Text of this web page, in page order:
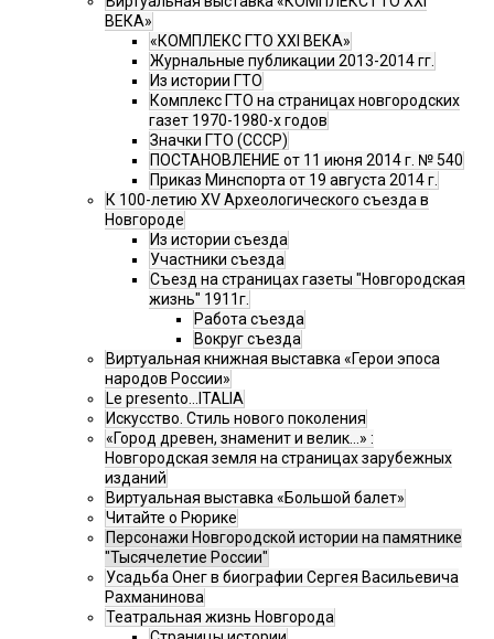
ВЕКА»
«КОМПЛЕКС ГТО XXI ВЕКА»
Журнальные публикации 2013-2014 гг.
Из истории ГТО
Комплекс ГТО на страницах новгородских
газет 1970-1980-х годов
Значки ГТО (СССР)
ПОСТАНОВЛЕНИЕ от 11 июня 2014 г. № 540
Приказ Минспорта от 19 августа 2014 г.
К 100-летию XV Археологического съезда в
Новгороде
Из истории съезда
Участники съезда
Cъезд на страницах газеты "Новгородская
жизнь" 1911г.
Работа съезда
Вокруг съезда
Виртуальная книжная выставка «Герои эпоса
народов России»
Le presento...ITALIA
Искусство. Стиль нового поколения
«Город древен, знаменит и велик…» :
Новгородская земля на страницах зарубежных
изданий
Виртуальная выставка «Большой балет»
Читайте о Рюрике
Персонажи Новгородской истории на памятнике
"Тысячелетие России"
Усадьба Онег в биографии Сергея Васильевича
Рахманинова
Театральная жизнь Новгорода